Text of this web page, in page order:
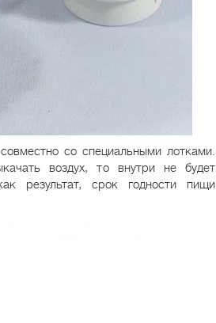
со специальными лотками.
воздух, то внутри не будет
результат, срок годности пищи